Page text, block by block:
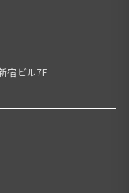
宿ビル7F